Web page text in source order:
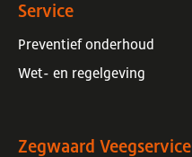
Service
Preventief onderhoud
Wet- en regelgeving
Zegwaard Veegservice